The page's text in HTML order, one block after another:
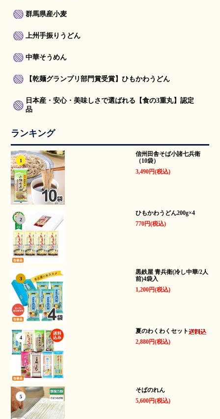
群馬県産小麦
上州手振りうどん
中華そうめん
【乾麺グランプリ部門賞受賞】ひもかわうどん
日本産・安心・美味しさで選ばれる【食の3重丸】認定
品
ランキング
1
信州田舎そば小諸七兵衛
（10袋）
3,490円(税込)
2
ひもかわうどん200g×4
770円(税込)
3
黒鉄屋 青兵衛(冷し中華/2人
前)4袋入
1,200円(税込)
4
夏のわくわくセット
2,880円(税込)
5
そばのれん
5,600円(税込)